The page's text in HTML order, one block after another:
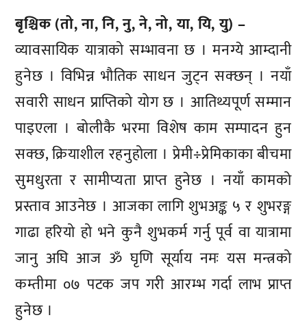
बृश्चिक (तो, ना, नि, नु, ने, नो, या, यि, यु) –
व्यावसायिक यात्राको सम्भावना छ । मनग्ये आम्दानी
हुनेछ । विभिन्न भौतिक साधन जुट्न सक्छन् । नयाँ
सवारी साधन प्राप्तिको योग छ । आतिथ्यपूर्ण सम्मान
पाइएला । बोलीकै भरमा विशेष काम सम्पादन हुन
सक्छ, क्रियाशील रहनुहोला । प्रेमी÷प्रेमिकाका बीचमा
सुमधुरता र सामीप्यता प्राप्त हुनेछ । नयाँ कामको
प्रस्ताव आउनेछ । आजका लागि शुभअङ्क ५ र शुभरङ्ग
गाढा हरियो हो भने कुनै शुभकर्म गर्नु पूर्व वा यात्रामा
जानु अघि आज ॐ घृणि सूर्याय नमः यस मन्त्रको
कम्तीमा ०७ पटक जप गरी आरम्भ गर्दा लाभ प्राप्त
हुनेछ ।